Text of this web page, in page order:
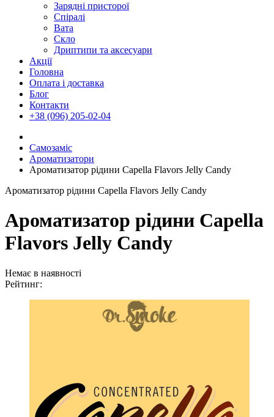
Зарядні присторої
Спіралі
Вата
Скло
Дриптипи та аксесуари
Акції
Головна
Оплата і доставка
Блог
Контакти
+38 (096) 205-02-04
Самозаміс
Ароматизатори
Ароматизатор рідини Capella Flavors Jelly Candy
Ароматизатор рідини Capella Flavors Jelly Candy
Ароматизатор рідини Capella
Flavors Jelly Candy
Немає в наявності
Рейтинг: